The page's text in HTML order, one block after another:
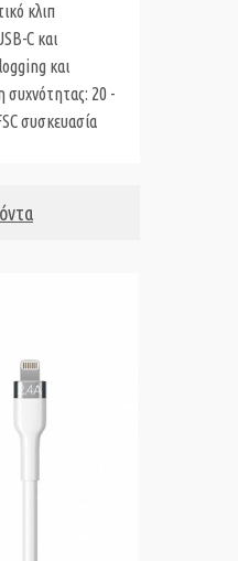
κλιπ
C και
και
συχνότητας: 20 -
συσκευασία